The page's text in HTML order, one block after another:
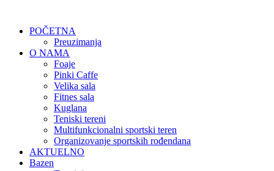
POČETNA
Preuzimanja
O NAMA
Foaje
Pinki Caffe
Velika sala
Fitnes sala
Kuglana
Teniski tereni
Multifunkcionalni sportski teren
Organizovanje sportskih rođendana
AKTUELNO
Bazen